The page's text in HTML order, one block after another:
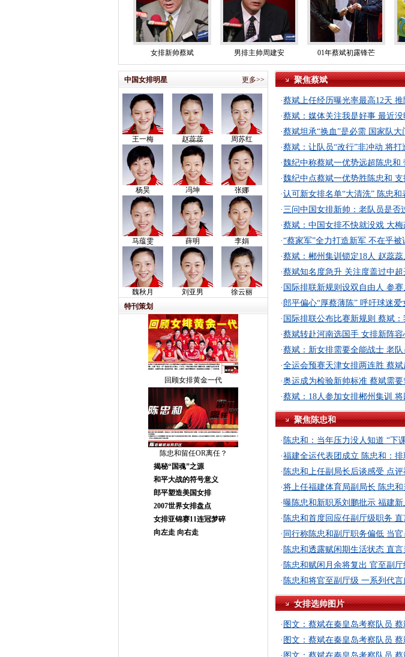
女排新帅蔡斌 男排主帅周建安 01年蔡斌初露锋芒
更多>>
中国女排明星
王一梅 赵蕊蕊 周苏红
杨昊 冯坤 张娜
马蕴雯 薛明 李娟
魏秋月 刘亚男
徐云丽
特刊策划
回顾女排黄金一代
陈忠和留任OR离任？
揭秘“国魂”之源
和平大战的符号意义
郎平塑造美国女排
2007世界女排盘点
女排亚锦赛11连冠梦碎
向左走 向右走
聚焦蔡斌
·蔡斌上任经历曝光率最高12天
·蔡斌：媒体关注我是好事 最近
·蔡斌坦承“换血”是必需 国家队
·蔡斌：让队员“改行”非冲动 将
·魏纪中称蔡斌一优势远超陈忠和
·魏纪中点蔡斌一优势胜陈忠和
·认可新女排名单“大清洗” 陈忠
·三问中国女排新帅：老队员是否
·蔡斌：中国女排不快就没戏 大
·“蔡家军”全力打造新军 不在乎
·蔡斌：郴州集训锁定18人 赵蕊
·蔡斌知名度急升 关注度盖过中
· 国际排联新规则设双自由人 参赛
·郎平偏心“厚蔡薄陈” 呼吁球迷
· 国际排联公布比赛新规则 蔡斌
·蔡斌转赴河南选国手 女排新阵
·蔡斌：新女排需要全能战士 老
·全运会预赛天津女排两连胜 蔡
·奥运成为检验新帅标准 蔡斌需要
·蔡斌：18人参加女排郴州集训
聚焦陈忠和
· 陈忠和：当年压力没人知道 “下
·福建全运代表团成立 陈忠和：
· 陈忠和上任副局长后谈感受 点
·将上任福建体育局副局长 陈忠
·曝陈忠和新职系刘鹏批示 福建
· 陈忠和首度回应任副厅级职务
· 同行称陈忠和副厅职务偏低 当
· 陈忠和透露赋闲期生活状态 直
· 陈忠和赋闲月余将复出 官至副
· 陈忠和将官至副厅级 一系列代
女排选帅图片
· 图文：蔡斌在秦皇岛考察队员
· 图文：蔡斌在秦皇岛考察队员